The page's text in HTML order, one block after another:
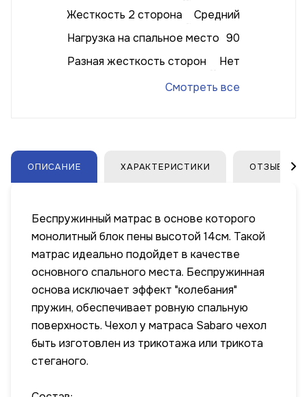
Жесткость 2 сторона
Средний
Нагрузка на спальное место 90
Разная жесткость сторон
Нет
Смотреть все
ОПИСАНИЕ ХАРАКТЕРИСТИКИ ОТЗЫВЫ
Беспружинный матрас в основе которого
монолитный блок пены высотой 14см. Такой
матрас идеально подойдет в качестве
основного спального места. Беспружинная
основа исключает эффект "колебания"
пружин, обеспечивает ровную спальную
поверхность. Чехол у матраса Sabaro чехол
быть изготовлен из трикотажа или трикота
стеганого.